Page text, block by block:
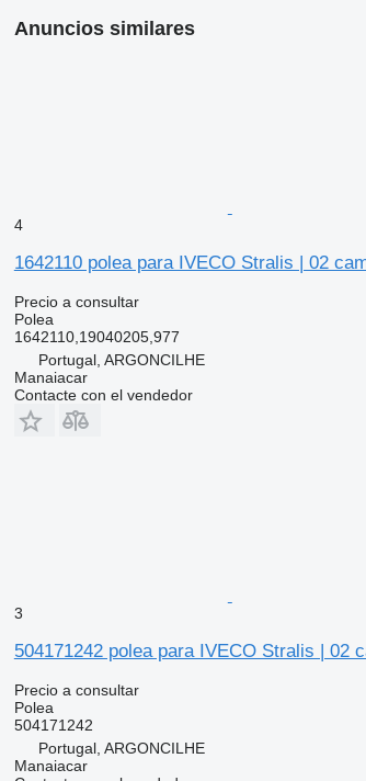
Anuncios similares
4
1642110 polea para IVECO Stralis | 02
Precio a consultar
Polea
1642110,19040205,977
Portugal, ARGONCILHE
Manaiacar
Contacte con el vendedor
3
504171242 polea para IVECO Stralis | 02
Precio a consultar
Polea
504171242
Portugal, ARGONCILHE
Manaiacar